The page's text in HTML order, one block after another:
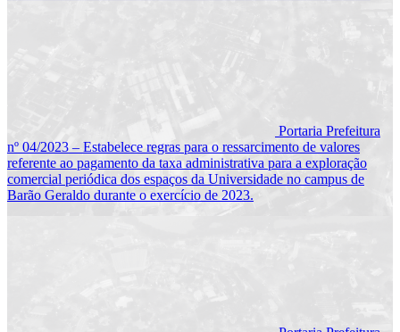
Portaria Prefeitura
nº 04/2023 – Estabelece regras para o ressarcimento de valores
referente ao pagamento da taxa administrativa para a exploração
comercial periódica dos espaços da Universidade no campus de
Barão Geraldo durante o exercício de 2023.